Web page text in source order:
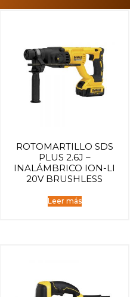
ROTOMARTILLO SDS
PLUS 2.6J –
INALÁMBRICO ION-LI
20V BRUSHLESS
Leer más